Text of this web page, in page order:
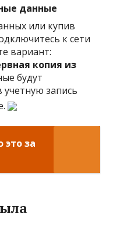
данные
или купив
к сети
вариант:
копия из
будут
учетную запись
это за